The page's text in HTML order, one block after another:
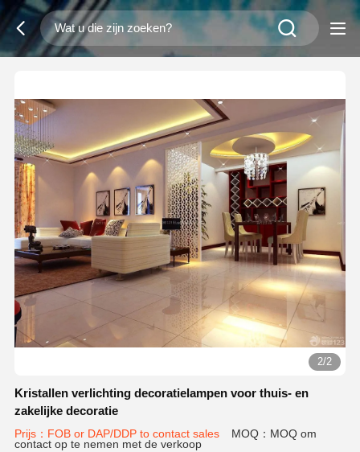
2/2
Kristallen verlichting decoratielampen voor thuis- en
zakelijke decoratie
Prijs：FOB or DAP/DDP to contact sales
MOQ：MOQ om
contact op te nemen met de verkoop